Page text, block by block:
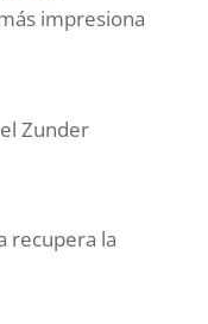
impresiona
Zunder
recupera la